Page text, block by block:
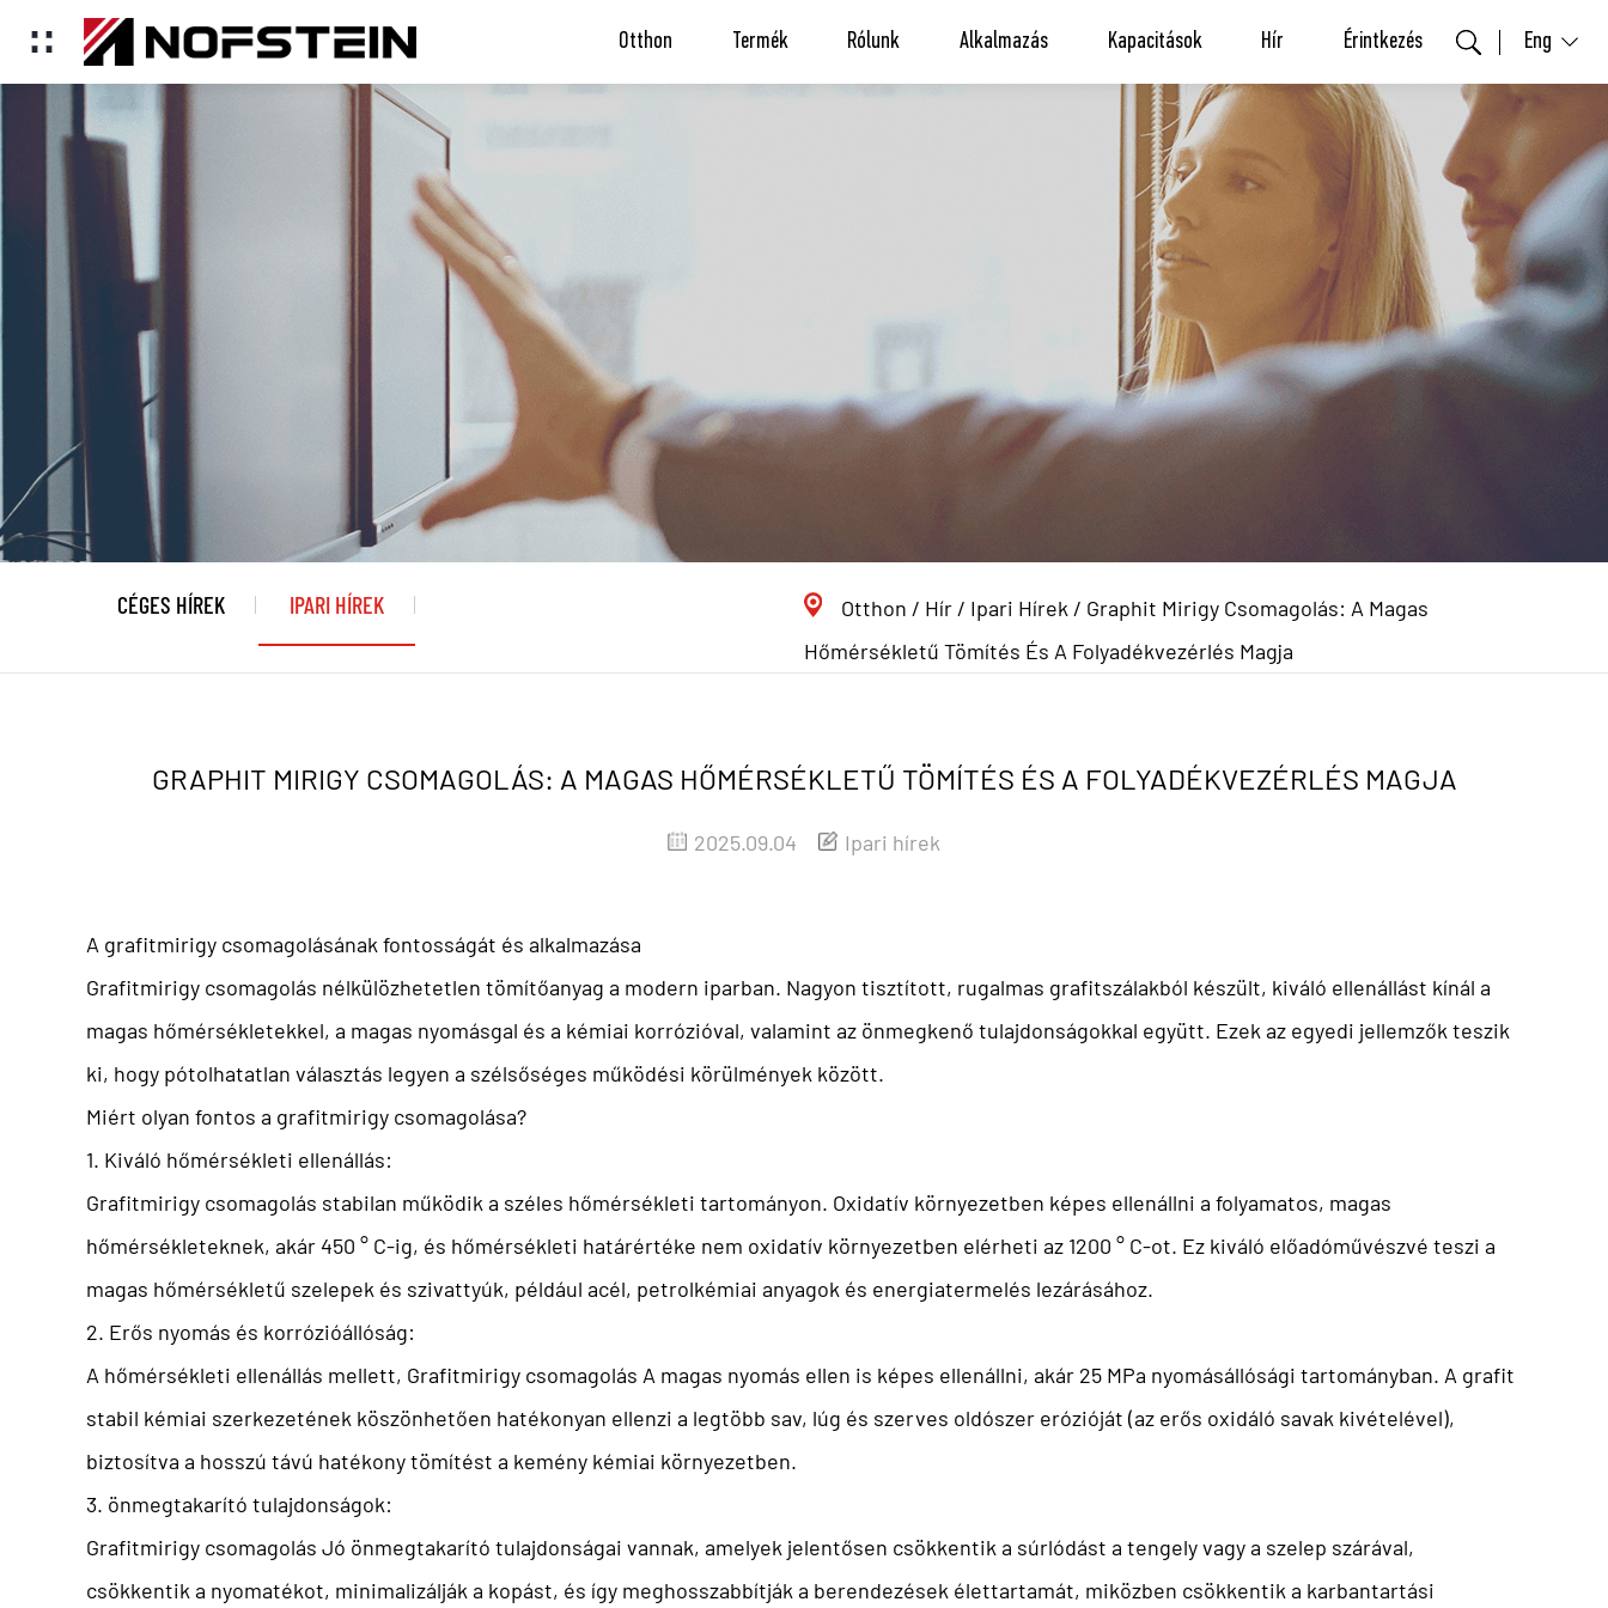
Otthon Termék Rólunk Alkalmazás Kapacitások Hír Érintkezés Eng
CÉGES HÍREK IPARI HÍREK Otthon / Hír / Ipari Hírek / Graphit Mirigy Csomagolás: A Magas
Hőmérsékletű Tömítés És A Folyadékvezérlés Magja
GRAPHIT MIRIGY CSOMAGOLÁS: A MAGAS HŐMÉRSÉKLETŰ TÖMÍTÉS ÉS A FOLYADÉKVEZÉRLÉS MAGJA
2025.09.04 Ipari hírek
A grafitmirigy csomagolásának fontosságát és alkalmazása
Grafitmirigy csomagolás nélkülözhetetlen tömítőanyag a modern iparban. Nagyon tisztított, rugalmas grafitszálakból készült, kiváló ellenállást kínál a
magas hőmérsékletekkel, a magas nyomásgal és a kémiai korrózióval, valamint az önmegkenő tulajdonságokkal együtt. Ezek az egyedi jellemzők teszik
ki, hogy pótolhatatlan választás legyen a szélsőséges működési körülmények között.
Miért olyan fontos a grafitmirigy csomagolása?
1. Kiváló hőmérsékleti ellenállás:
Grafitmirigy csomagolás stabilan működik a széles hőmérsékleti tartományon. Oxidatív környezetben képes ellenállni a folyamatos, magas
hőmérsékleteknek, akár 450 ° C-ig, és hőmérsékleti határértéke nem oxidatív környezetben elérheti az 1200 ° C-ot. Ez kiváló előadóművészvé teszi a
magas hőmérsékletű szelepek és szivattyúk, például acél, petrolkémiai anyagok és energiatermelés lezárásához.
2. Erős nyomás és korrózióállóság:
A hőmérsékleti ellenállás mellett, Grafitmirigy csomagolás A magas nyomás ellen is képes ellenállni, akár 25 MPa nyomásállósági tartományban. A grafit
stabil kémiai szerkezetének köszönhetően hatékonyan ellenzi a legtöbb sav, lúg és szerves oldószer erózióját (az erős oxidáló savak kivételével),
biztosítva a hosszú távú hatékony tömítést a kemény kémiai környezetben.
3. önmegtakarító tulajdonságok:
Grafitmirigy csomagolás Jó önmegtakarító tulajdonságai vannak, amelyek jelentősen csökkentik a súrlódást a tengely vagy a szelep szárával,
csökkentik a nyomatékot, minimalizálják a kopást, és így meghosszabbítják a berendezések élettartamát, miközben csökkentik a karbantartási